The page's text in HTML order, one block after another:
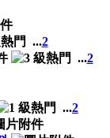
...2
...2
...2